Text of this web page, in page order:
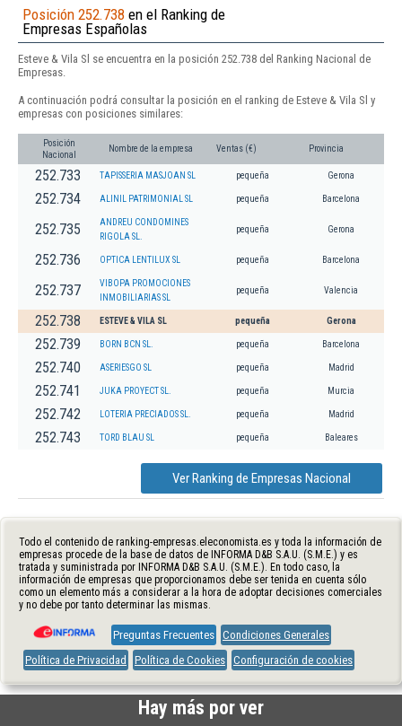
Posición 252.738 en el Ranking de
Empresas Españolas
Esteve & Vila Sl se encuentra en la posición 252.738 del Ranking Nacional de
Empresas.
A continuación podrá consultar la posición en el ranking de Esteve & Vila Sl y
empresas con posiciones similares:
Posición
Nacional
Nombre de la empresa Ventas (€) Provincia
252.733 TAPISSERIA MASJOAN SL pequeña Gerona
252.734 ALINIL PATRIMONIAL SL pequeña Barcelona
252.735
ANDREU CONDOMINES
RIGOLA SL.
pequeña Gerona
252.736 OPTICA LENTILUX SL pequeña Barcelona
252.737
VIBOPA PROMOCIONES
INMOBILIARIAS SL
pequeña Valencia
252.738 ESTEVE & VILA SL pequeña Gerona
252.739 BORN BCN SL. pequeña Barcelona
252.740 ASERIESGO SL pequeña Madrid
252.741 JUKA PROYECT SL. pequeña Murcia
252.742 LOTERIA PRECIADOS SL. pequeña Madrid
252.743 TORD BLAU SL pequeña Baleares
Ver Ranking de Empresas Nacional
Todo el contenido de ranking-empresas.eleconomista.es y toda la información de
empresas procede de la base de datos de INFORMA D&B S.A.U. (S.M.E.) y es
tratada y suministrada por INFORMA D&B S.A.U. (S.M.E.). En todo caso, la
información de empresas que proporcionamos debe ser tenida en cuenta sólo
como un elemento más a considerar a la hora de adoptar decisiones comerciales
y no debe por tanto determinar las mismas.
Preguntas Frecuentes Condiciones Generales
Política de Privacidad
Política de Cookies Configuración de cookies
Hay más por ver